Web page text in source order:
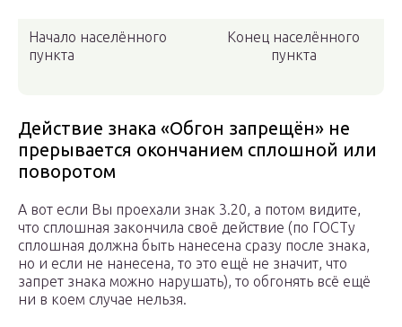
Начало населённого
пункта
Конец населённого
пункта
Действие знака «Обгон запрещён» не
прерывается окончанием сплошной или
поворотом
А вот если Вы проехали знак 3.20, а потом видите,
что сплошная закончила своё действие (по ГОСТу
сплошная должна быть нанесена сразу после знака,
но и если не нанесена, то это ещё не значит, что
запрет знака можно нарушать), то обгонять всё ещё
ни в коем случае нельзя.